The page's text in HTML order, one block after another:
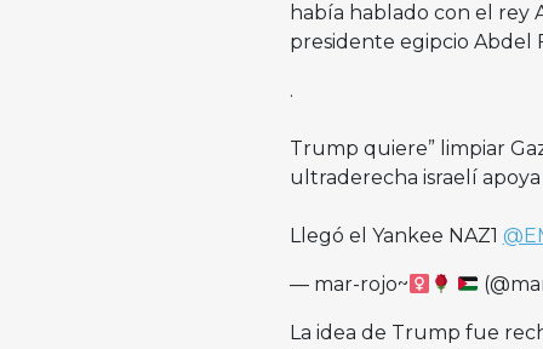
había hablado con el rey
presidente egipcio Abdel
.
Trump quiere” limpiar
ultraderecha israelí
Llegó el Yankee NAZ1
— mar-rojo~
La idea de Trump fue